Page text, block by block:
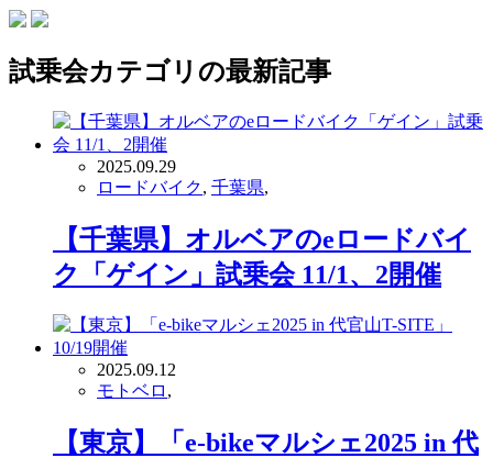
試乗会カテゴリの最新記事
2025.09.29
ロードバイク, 千葉県,
【千葉県】オルベアのeロードバイ
ク「ゲイン」試乗会 11/1、2開催
2025.09.12
モトベロ ,
【東京】「e-bikeマルシェ2025 in 代